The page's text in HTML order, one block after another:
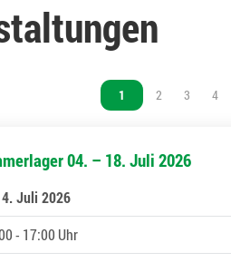
Vous êtes sur la page
1 Vous êtes sur la
2 Vous
3 4
04. – 18. Juli 2026
Juli 2026
- 17:00 Uhr